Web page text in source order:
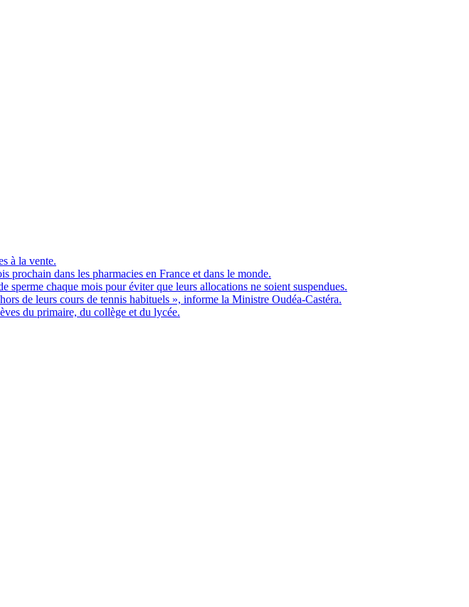
à la vente.
dans les pharmacies en France et dans le monde.
chaque mois pour éviter que leurs allocations ne soient suspendues.
de leurs cours de tennis habituels », informe la Ministre Oudéa-Castéra.
du primaire, du collège et du lycée.